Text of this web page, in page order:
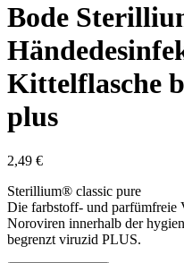
Bode
Kittelflasche
plus
2,49 €
Sterillium® classic pure
Die farbstoff- und parfümfreie
Noroviren innerhalb der
begrenzt viruzid PLUS.